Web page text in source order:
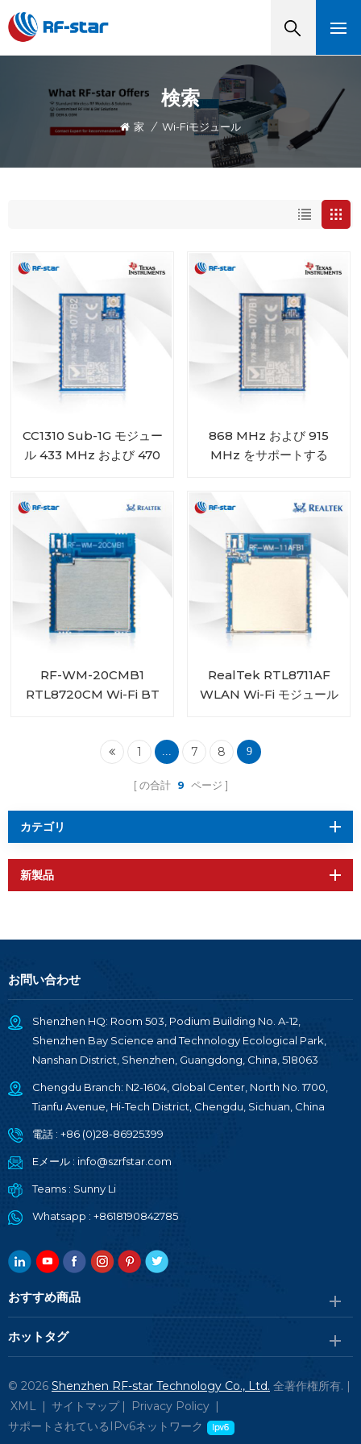
検索
家 / Wi-Fiモジュール
CC1310 Sub-1G モジュー
ル 433 MHz および 470
868 MHz および 915
MHz をサポートする
RF-WM-20CMB1
RTL8720CM Wi-Fi BT
RealTek RTL8711AF
WLAN Wi-Fi モジュール
1 ... 7 8 9
の合計 9 ページ
カテゴリ
新製品
お問い合わせ
Shenzhen HQ: Room 503, Podium Building No. A-12,
Shenzhen Bay Science and Technology Ecological Park,
Nanshan District, Shenzhen, Guangdong, China, 518063
Chengdu Branch: N2-1604, Global Center, North No. 1700,
Tianfu Avenue, Hi-Tech District, Chengdu, Sichuan, China
電話 : +86 (0)28-86925399
Eメール : info@szrfstar.com
Teams : Sunny Li
Whatsapp : +8618190842785
おすすめ商品
ホットタグ
© 2026 Shenzhen RF-star Technology Co., Ltd. 全著作権所有. |
XML | サイトマップ | Privacy Policy |
サポートされているIPv6ネットワーク